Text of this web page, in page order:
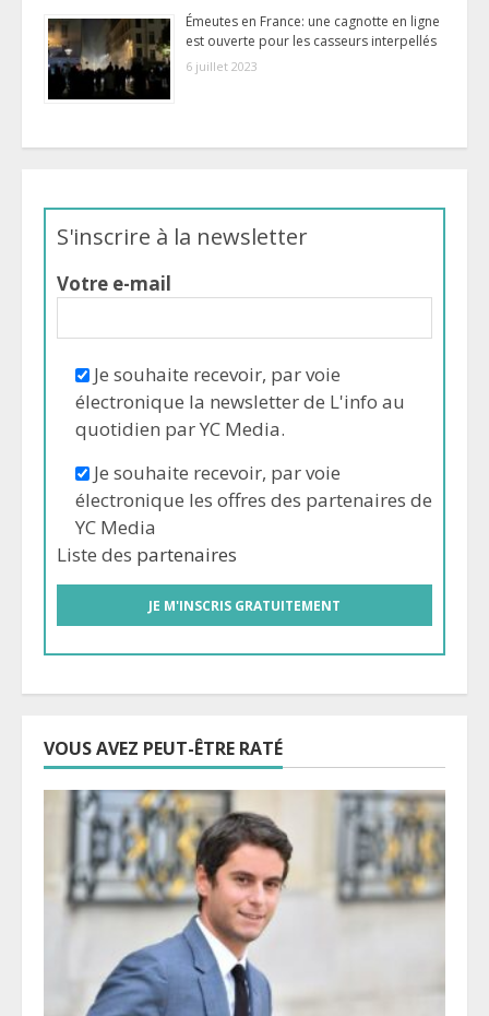
Émeutes en France: une cagnotte en ligne
est ouverte pour les casseurs interpellés
6 juillet 2023
S'inscrire à la newsletter
Votre e-mail
Je souhaite recevoir, par voie
électronique la newsletter de L'info au
quotidien par YC Media.
Je souhaite recevoir, par voie
électronique les offres des partenaires de
YC Media
Liste des partenaires
VOUS AVEZ PEUT-ÊTRE RATÉ